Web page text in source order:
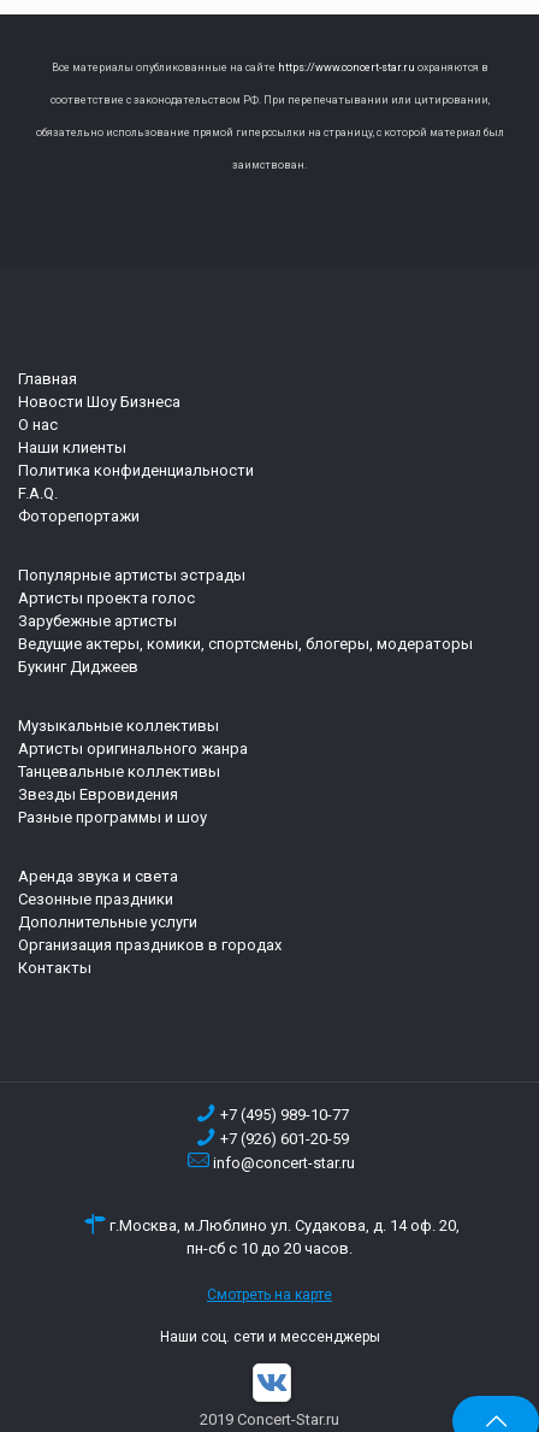
Все материалы опубликованные на сайте https://www.concert-star.ru охраняются в
соответствие с законодательством РФ. При перепечатывании или цитировании,
обязательно использование прямой гиперссылки на страницу, с которой материал был
заимствован.
Главная
Новости Шоу Бизнеса
О нас
Наши клиенты
Политика конфиденциальности
F.A.Q.
Фоторепортажи
Популярные артисты эстрады
Артисты проекта голос
Зарубежные артисты
Ведущие актеры, комики, спортсмены, блогеры, модераторы
Букинг Диджеев
Музыкальные коллективы
Артисты оригинального жанра
Танцевальные коллективы
Звезды Евровидения
Разные программы и шоу
Аренда звука и света
Сезонные праздники
Дополнительные услуги
Организация праздников в городах
Контакты
+7 (495) 989-10-77
+7 (926) 601-20-59
info@concert-star.ru
г.Москва, м.Люблино ул. Судакова, д. 14 оф. 20,
пн-сб с 10 до 20 часов.
Смотреть на карте
Наши соц. сети и мессенджеры
2019 Concert-Star.ru